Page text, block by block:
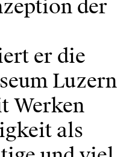
der
er die
Luzern
Werken
als